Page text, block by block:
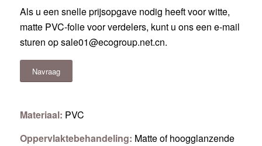
Als u een snelle prijsopgave nodig heeft voor witte,
matte PVC-folie voor verdelers, kunt u ons een e-mail
sturen opsale01@ecogroup.net.cn.
Navraag
Materiaal: PVC
Oppervlaktebehandeling: Matte of hoogglanzende